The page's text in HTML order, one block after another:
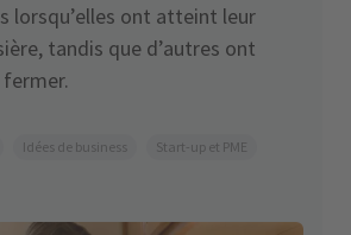
lorsqu’elles ont atteint leur
tandis que d’autres ont
Idées de business Start-up et PME